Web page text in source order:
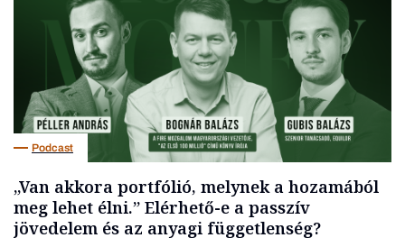
Podcast
„Van akkora portfólió, melynek a hozamából
meg lehet élni.” Elérhető-e a passzív
jövedelem és az anyagi függetlenség?